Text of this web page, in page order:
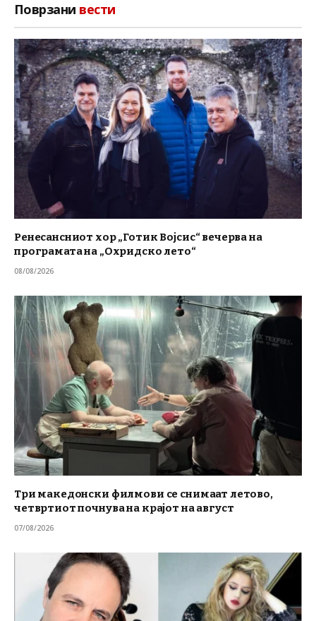
Поврзани вести
Ренесансниот хор „Готик Војсис“ вечерва на
програмата на „Охридско лето“
08/08/2026
Три македонски филмови се снимаат летово,
четвртиот почнува на крајот на август
07/08/2026